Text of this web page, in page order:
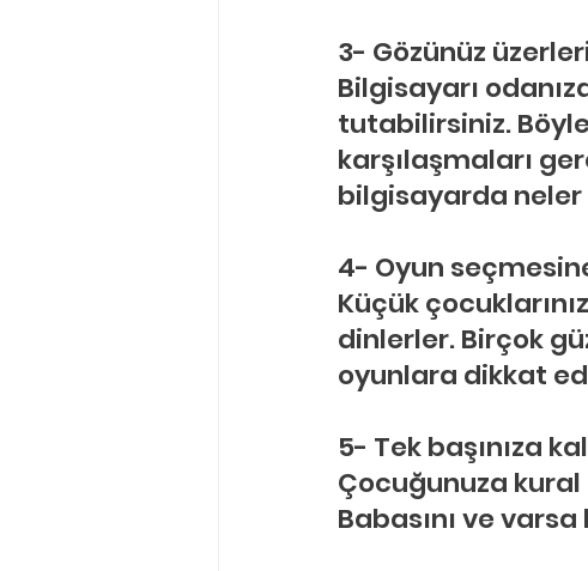
3- Gözünüz
Bilgisayarı
tutabilirsiniz.
karşılaşmaları
bilgisayarda neler
4- Oyun
Küçük
dinlerler. Birçok
oyunlara dikkat
5- Tek başınıza
Çocuğunuza
Babasını ve